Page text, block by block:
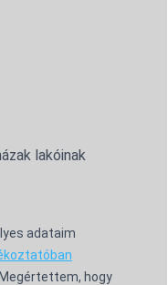
lakóinak
adataim
hogy